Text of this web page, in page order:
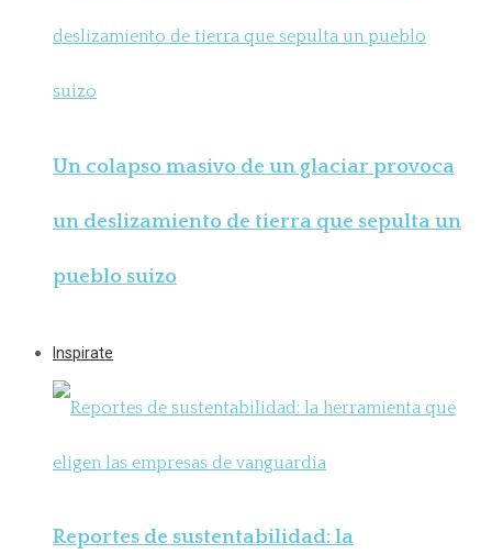
Un colapso masivo de un glaciar provoca
un deslizamiento de tierra que sepulta un
pueblo suizo
Inspirate
Reportes de sustentabilidad: la